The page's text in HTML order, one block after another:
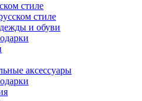
стиле
стиле
и обуви
аксессуары